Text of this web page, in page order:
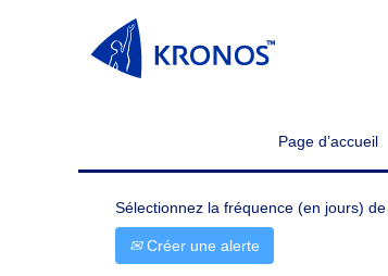
Page d’accueil
Rechercher par mot-clé
Sélectionnez la fréquence (en jours)
Créer une alerte